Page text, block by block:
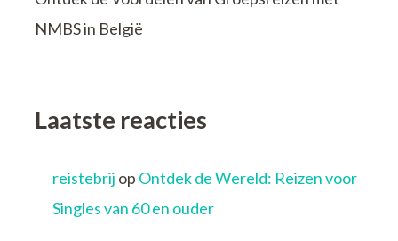
NMBS in België
Laatste reacties
reistebrij op Ontdek de Wereld: Reizen voor
Singles van 60 en ouder